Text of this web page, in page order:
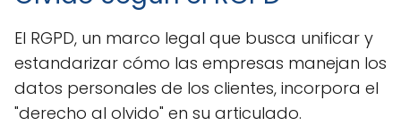
El RGPD, un marco legal que busca unificar y
estandarizar cómo las empresas manejan los
datos personales de los clientes, incorpora el
"derecho al olvido" en su articulado.